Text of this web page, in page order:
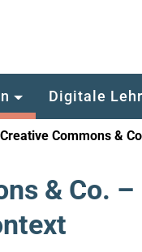
Digitale
Creative Commons &
& Co.